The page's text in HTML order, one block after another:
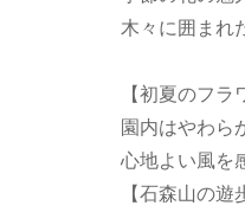
木々に囲まれ
【初夏のフラ
園内はやわら
心地よい風を
【石森山の遊